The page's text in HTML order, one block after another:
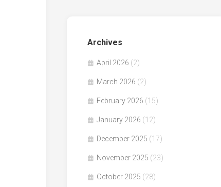
Archives
April 2026 (2)
March 2026 (2)
February 2026 (15)
January 2026 (12)
December 2025 (17)
November 2025 (23)
October 2025 (28)